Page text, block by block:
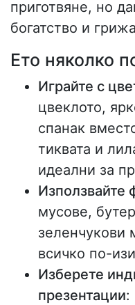
приготвяне, но
богатство и
Ето няколко
Играйте с
цвеклото,
спанак
тиквата и
идеални за
Използвайте
мусове,
зеленчукови
всичко по-
Изберете
презентации: